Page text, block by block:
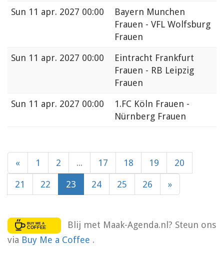
Sun 11 apr. 2027 00:00
Bayern Munchen
Frauen - VFL Wolfsburg
Frauen
Sun 11 apr. 2027 00:00
Eintracht Frankfurt
Frauen - RB Leipzig
Frauen
Sun 11 apr. 2027 00:00
1.FC Köln Frauen -
Nürnberg Frauen
« 1 2 ... 17 18 19 20
21 22 23 24 25 26 »
Blij met Maak-Agenda.nl? Steun ons
via Buy Me a Coffee .